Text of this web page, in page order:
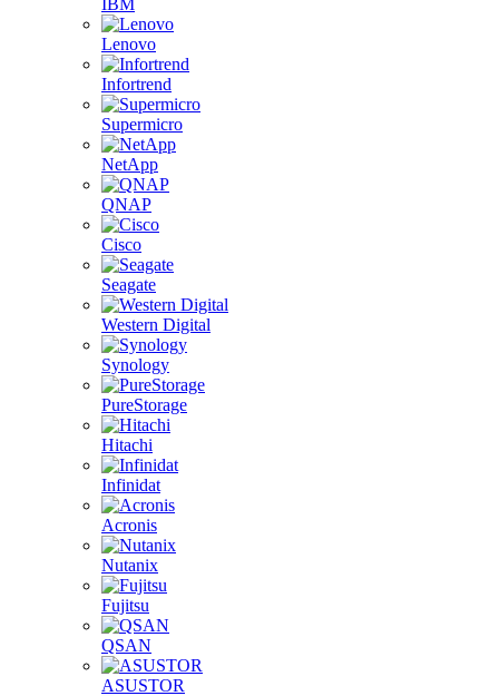
IBM
Lenovo
Infortrend
Supermicro
NetApp
QNAP
Cisco
Seagate
Western Digital
Synology
PureStorage
Hitachi
Infinidat
Acronis
Nutanix
Fujitsu
QSAN
ASUSTOR